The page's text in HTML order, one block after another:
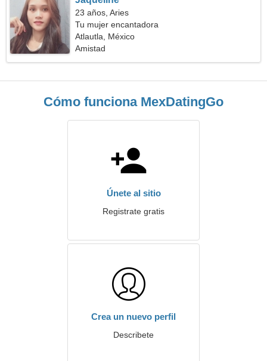
23 años, Aries
Tu mujer encantadora
Atlautla, México
Amistad
Cómo funciona MexDatingGo
Únete al sitio
Registrate gratis
Crea un nuevo perfil
Describete